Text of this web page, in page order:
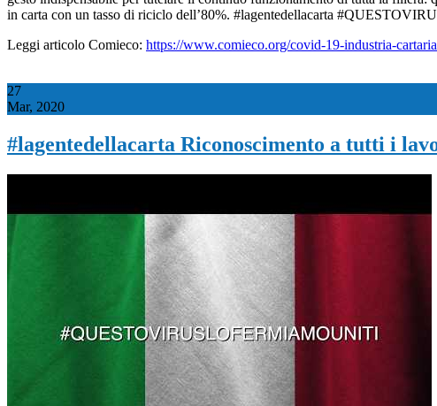
in carta con un tasso di riciclo dell’80%. #lagentedellacarta
Leggi articolo Comieco: https://www.comieco.org/covid-19-industria-
27
Mar, 2020
#lagentedellacarta Riconoscimento a tutti i